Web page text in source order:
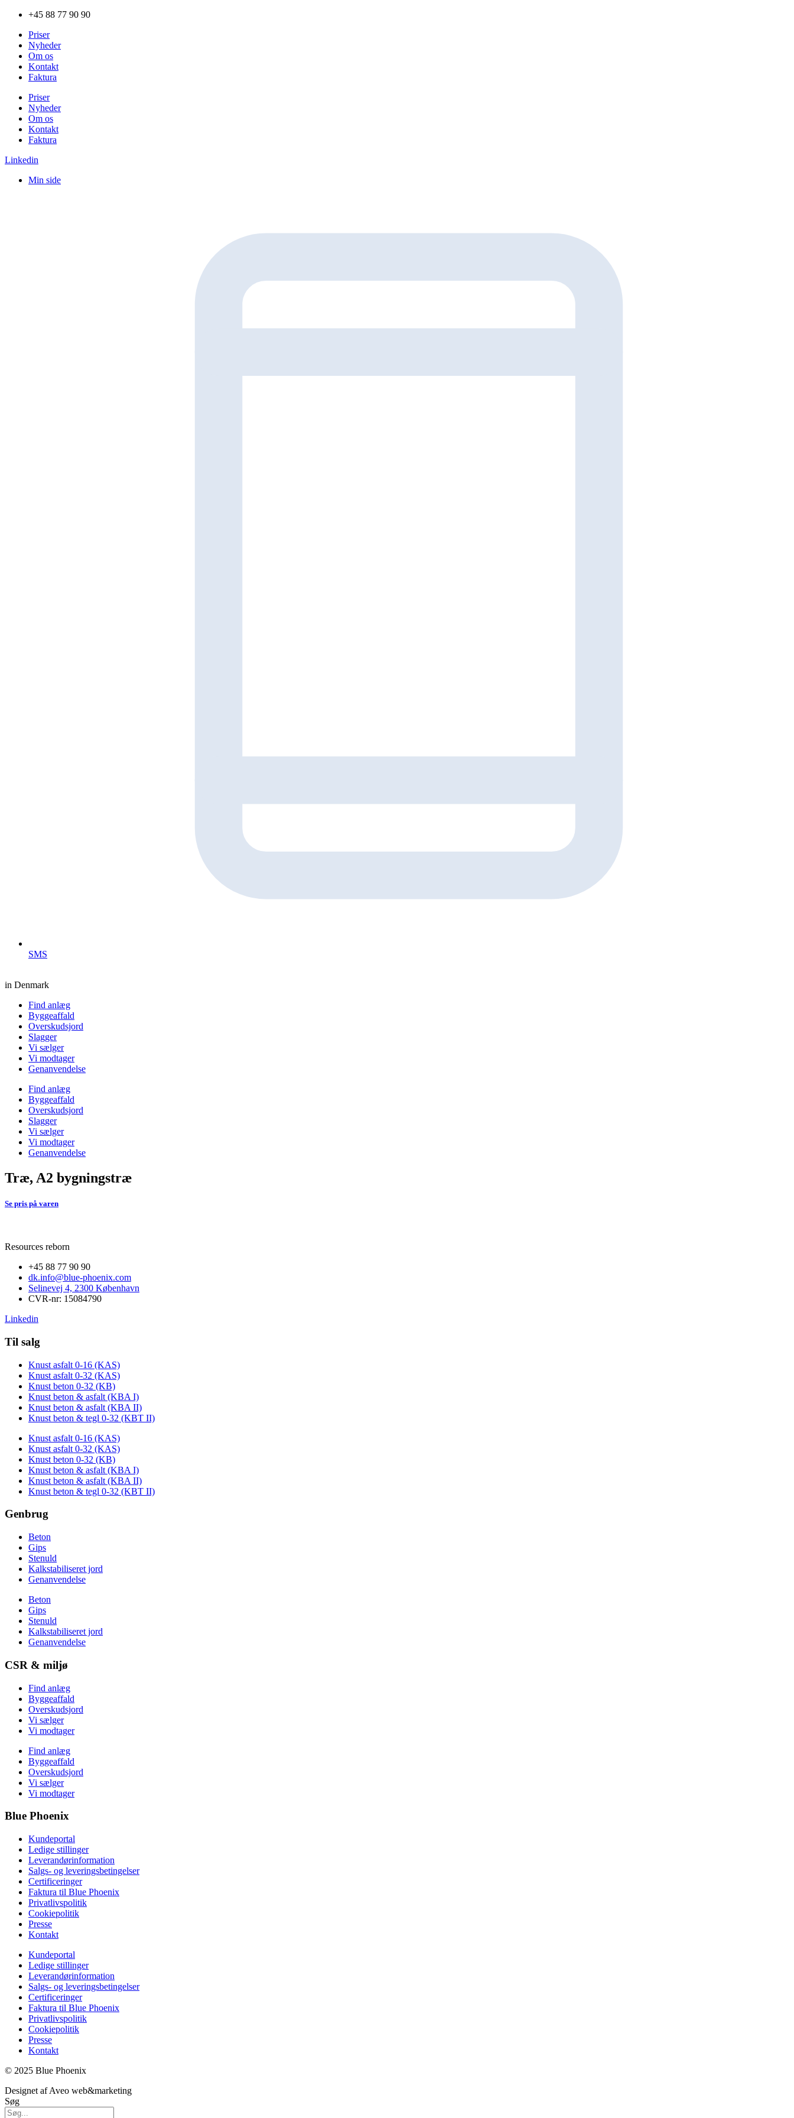
Videre
indhold
+45 88 77 90 90
Priser
Nyheder
Om os
Kontakt
Faktura
Priser
Nyheder
Om os
Kontakt
Faktura
Linkedin
Min side
SMS
in Denmark
Find anlæg
Byggeaffald
Overskudsjord
Slagger
Vi sælger
Vi modtager
Genanvendelse
Find anlæg
Byggeaffald
Overskudsjord
Slagger
Vi sælger
Vi modtager
Genanvendelse
Træ, A2 bygningstræ
Se pris på varen
Resources reborn
+45 88 77 90 90
dk.info@blue-phoenix.com
Selinevej 4, 2300 København
CVR-nr: 15084790
Linkedin
Til salg
Knust asfalt 0-16 (KAS)
Knust asfalt 0-32 (KAS)
Knust beton 0-32 (KB)
Knust beton & asfalt (KBA I)
Knust beton & asfalt (KBA II)
Knust beton & tegl 0-32 (KBT II)
Knust asfalt 0-16 (KAS)
Knust asfalt 0-32 (KAS)
Knust beton 0-32 (KB)
Knust beton & asfalt (KBA I)
Knust beton & asfalt (KBA II)
Knust beton & tegl 0-32 (KBT II)
Genbrug
Beton
Gips
Stenuld
Kalkstabiliseret jord
Genanvendelse
Beton
Gips
Stenuld
Kalkstabiliseret jord
Genanvendelse
CSR & miljø
Find anlæg
Byggeaffald
Overskudsjord
Vi sælger
Vi modtager
Find anlæg
Byggeaffald
Overskudsjord
Vi sælger
Vi modtager
Blue Phoenix
Kundeportal
Ledige stillinger
Leverandørinformation
Salgs- og leveringsbetingelser
Certificeringer
Faktura til Blue Phoenix
Privatlivspolitik
Cookiepolitik
Presse
Kontakt
Kundeportal
Ledige stillinger
Leverandørinformation
Salgs- og leveringsbetingelser
Certificeringer
Faktura til Blue Phoenix
Privatlivspolitik
Cookiepolitik
Presse
Kontakt
© 2025 Blue Phoenix
Designet af Aveo web&marketing
Søg